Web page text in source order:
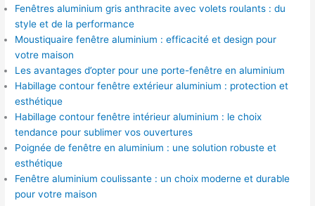
Fenêtres aluminium gris anthracite avec volets roulants : du
style et de la performance
Moustiquaire fenêtre aluminium : efficacité et design pour
votre maison
Les avantages d’opter pour une porte-fenêtre en aluminium
Habillage contour fenêtre extérieur aluminium : protection et
esthétique
Habillage contour fenêtre intérieur aluminium : le choix
tendance pour sublimer vos ouvertures
Poignée de fenêtre en aluminium : une solution robuste et
esthétique
Fenêtre aluminium coulissante : un choix moderne et durable
pour votre maison